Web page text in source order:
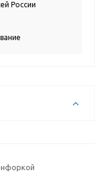
России